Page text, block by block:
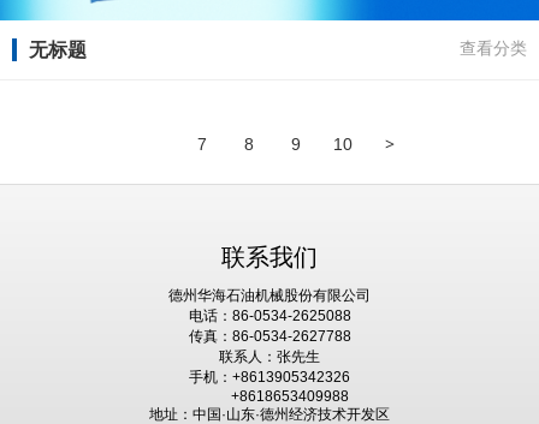
无标题 查看分类
7 8 9 10 >
联系我们
德州华海石油机械股份有限公司
电话：86-0534-2625088
传真：86-0534-2627788
联系人：张先生
手机：+8613905342326
+8618653409988
地址：中国·山东·德州经济技术开发区